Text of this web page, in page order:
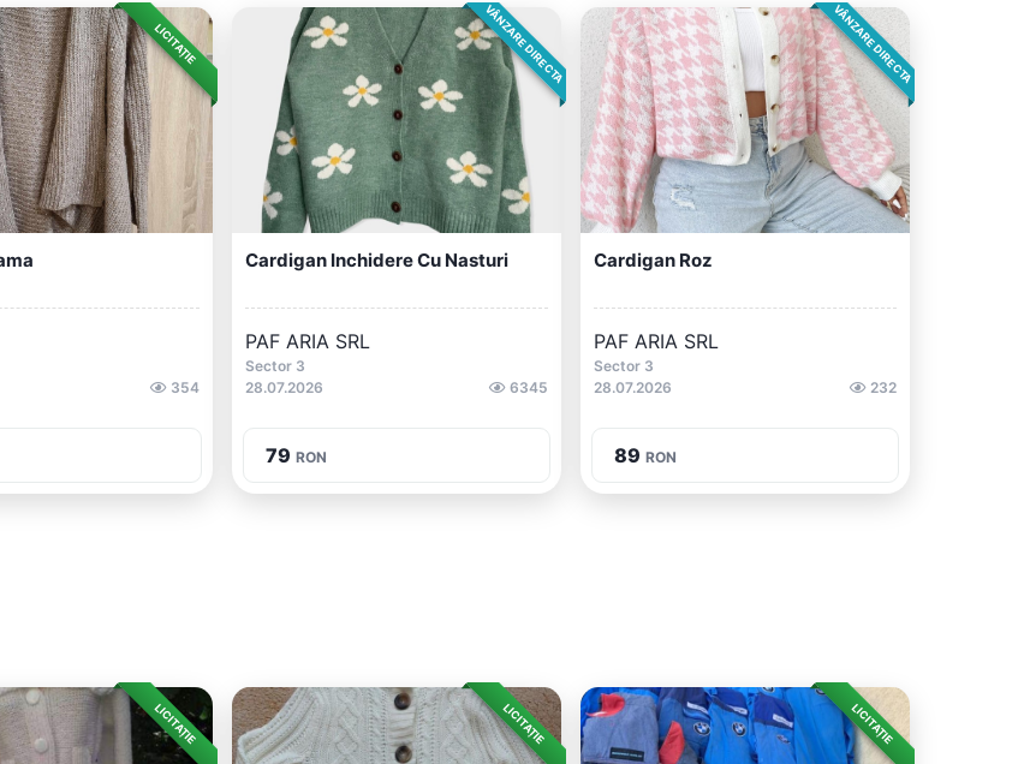
LICITAȚIE
354
VÂNZARE DIRECTA
Cardigan Inchidere Cu Nasturi
PAF ARIA SRL
Sector 3
28.07.2026
6345
79 RON
VÂNZARE DIRECTA
Cardigan Roz
PAF ARIA SRL
Sector 3
28.07.2026
232
89 RON
LICITAȚIE LICITAȚIE LICITAȚIE